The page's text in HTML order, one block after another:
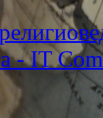
- IT